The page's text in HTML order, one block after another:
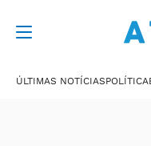
ÚLTIMAS NOTÍCIASPOLÍTICA